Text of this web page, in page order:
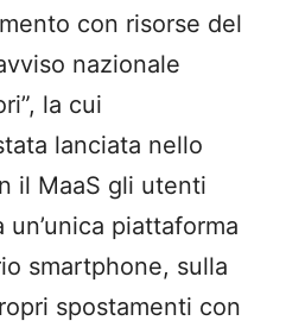
con risorse del
nazionale
la cui
lanciata nello
il MaaS gli utenti
piattaforma
smartphone, sulla
spostamenti con